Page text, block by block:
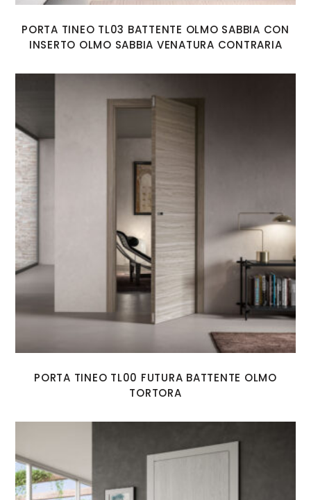
PORTA TINEO TL03 BATTENTE OLMO SABBIA CON
INSERTO OLMO SABBIA VENATURA CONTRARIA
PORTA TINEO TL00 FUTURA BATTENTE OLMO
TORTORA